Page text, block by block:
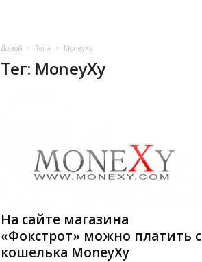
Домой Теги MoneyXy
Тег: MoneyXy
На сайте магазина
«Фокстрот» можно платить с
кошелька MoneyXy